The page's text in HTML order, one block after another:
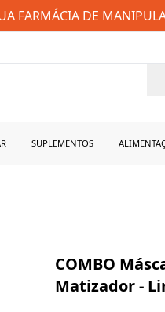
FRETE GRÁTIS PARA
SUPLEMENTOS
COMBO
Matizador -